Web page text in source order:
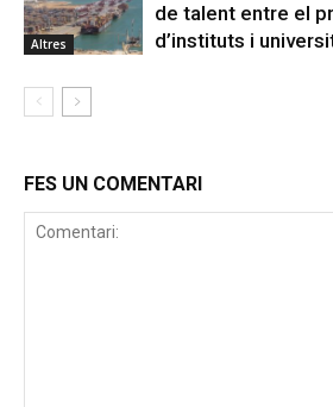
Altres
de talent entre el
d’instituts i
FES UN COMENTARI